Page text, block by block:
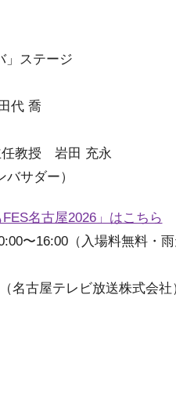
」ステージ
代 喬
任教授 岩田 充永
サダー）
名古屋2026」はこちら
〜16:00（入場料無料・
名古屋テレビ放送株式会社